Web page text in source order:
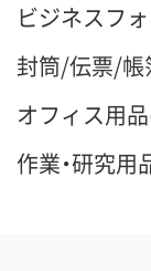
ビジネスフ
封筒/伝票/帳
オフィス用
作業・研究